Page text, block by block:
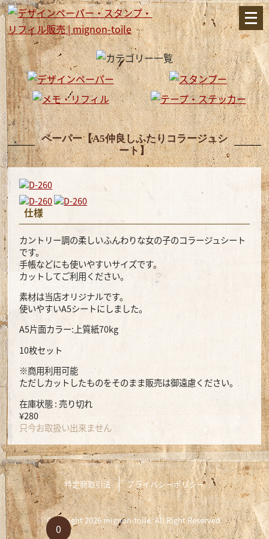
0
メ
ニ
ュ
ー
を
開
く
ペーパー【A5仲良しふたりコラージュシ
ート】
仕様
カントリー調の柔しいふんわりな女の子のコラージュシート
です。
手帳などにも使いやすいサイズです。
カットしてご利用ください。
素材は当店オリジナルです。
使いやすいA5シートにしました。
A5片面カラー:上質紙70kg
10枚セット
※商用利用可能
ただしカットしたものをそのまま販売は御遠慮ください。
在庫状態 : 売り切れ
¥280
只今お取扱い出来ません
特定商取引法 プライバシーポリシー
Copyright 2026 mignon-toile. All Right Reserved.